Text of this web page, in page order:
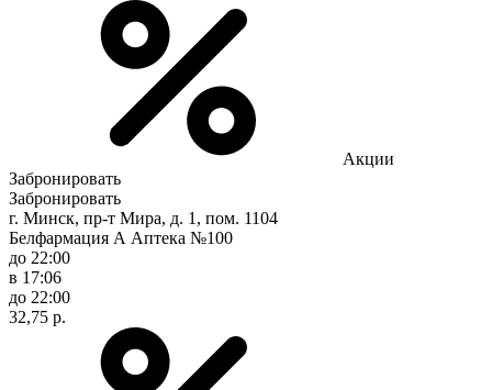
Акции
Забронировать
Забронировать
г. Минск, пр-т Мира, д. 1, пом. 1104
Белфармация А Аптека №100
до 22:00
в 17:06
до 22:00
32,75 р.